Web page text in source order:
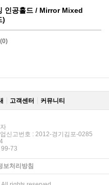
인공홀드 / Mirror Mixed
)
(0)
고객센터 커뮤니티
신고번호 : 2012-경기김포-0285
99-73
보처리방침